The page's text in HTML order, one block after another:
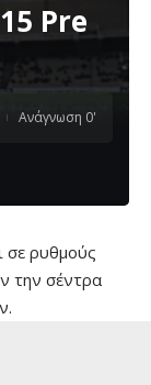
Pre
Ανάγνωση 0'
σε ρυθμούς
την σέντρα